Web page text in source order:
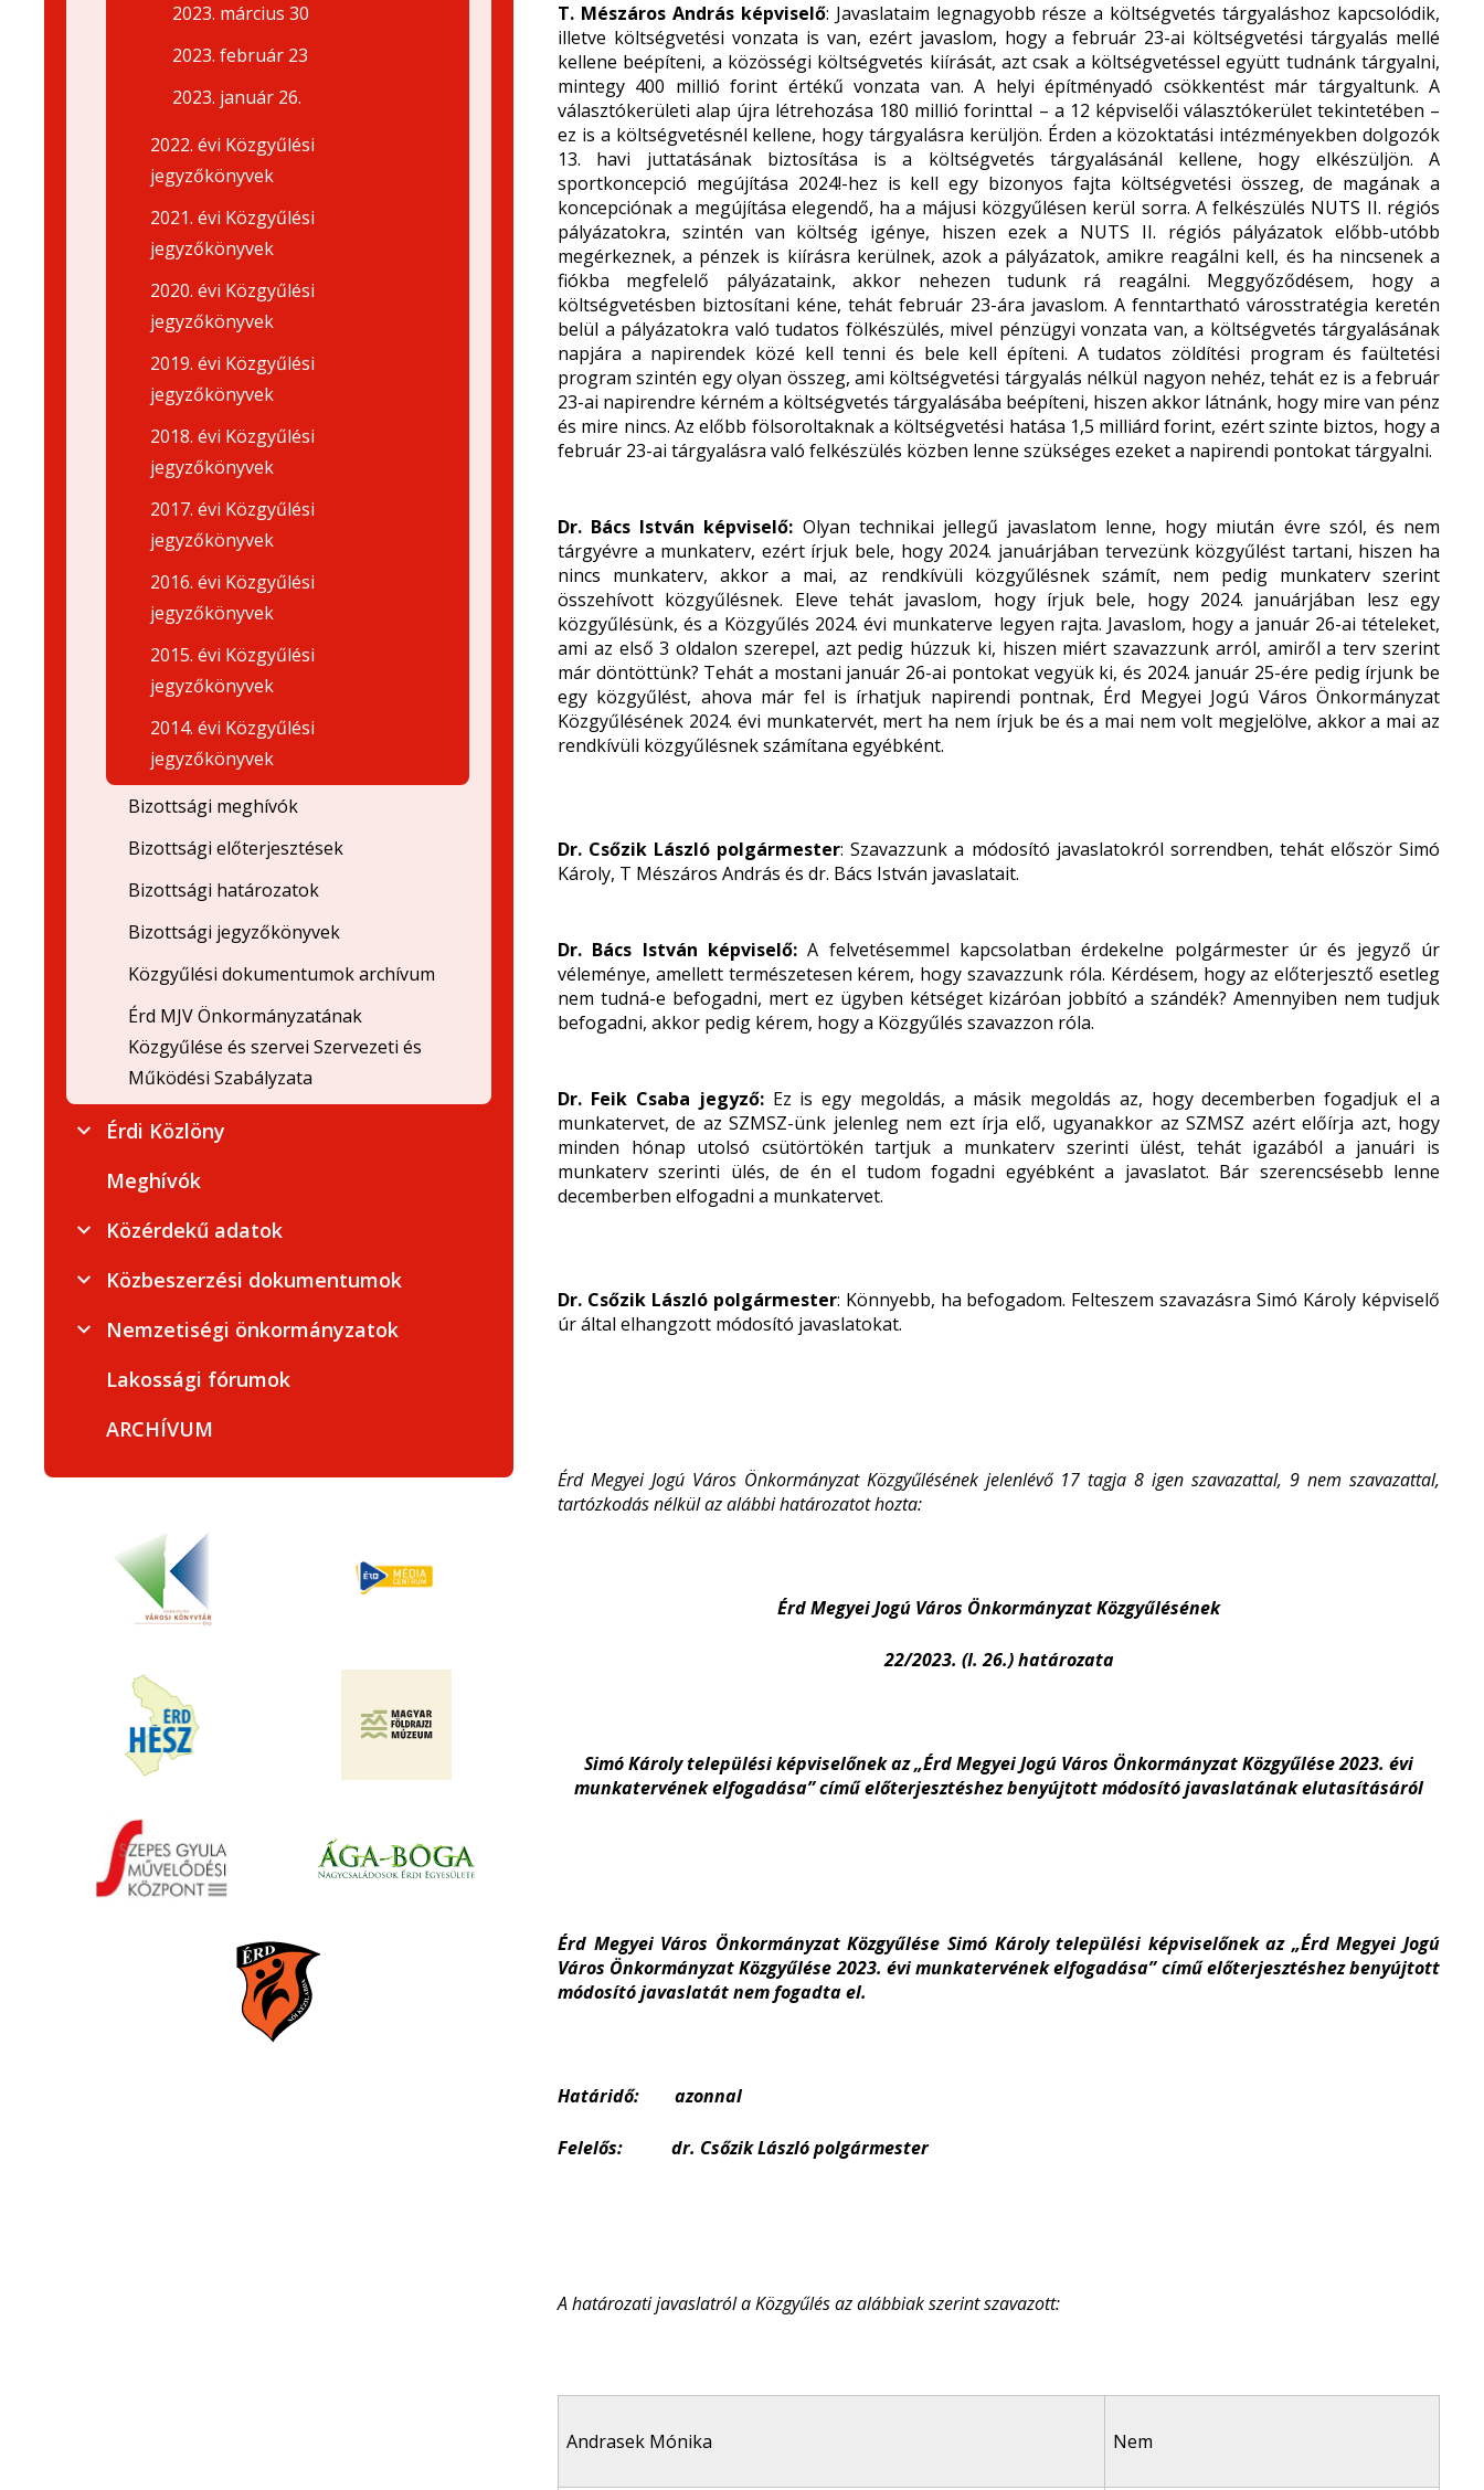
T. Mészáros András képviselő: Javaslataim legnagyobb része a költségvetés tárgyaláshoz kapcsolódik,
illetve költségvetési vonzata is van, ezért javaslom, hogy a február 23-ai költségvetési tárgyalás mellé
kellene beépíteni, a közösségi költségvetés kiírását, azt csak a költségvetéssel együtt tudnánk tárgyalni,
mintegy 400 millió forint értékű vonzata van. A helyi építményadó csökkentést már tárgyaltunk. A
választókerületi alap újra létrehozása 180 millió forinttal – a 12 képviselői választókerület tekintetében –
ez is a költségvetésnél kellene, hogy tárgyalásra kerüljön. Érden a közoktatási intézményekben dolgozók
13. havi juttatásának biztosítása is a költségvetés tárgyalásánál kellene, hogy elkészüljön. A
sportkoncepció megújítása 2024!-hez is kell egy bizonyos fajta költségvetési összeg, de magának a
koncepciónak a megújítása elegendő, ha a májusi közgyűlésen kerül sorra. A felkészülés NUTS II. régiós
pályázatokra, szintén van költség igénye, hiszen ezek a NUTS II. régiós pályázatok előbb-utóbb
megérkeznek, a pénzek is kiírásra kerülnek, azok a pályázatok, amikre reagálni kell, és ha nincsenek a
fiókba megfelelő pályázataink, akkor nehezen tudunk rá reagálni. Meggyőződésem, hogy a
költségvetésben biztosítani kéne, tehát február 23-ára javaslom. A fenntartható városstratégia keretén
belül a pályázatokra való tudatos fölkészülés, mivel pénzügyi vonzata van, a költségvetés tárgyalásának
napjára a napirendek közé kell tenni és bele kell építeni. A tudatos zöldítési program és faültetési
program szintén egy olyan összeg, ami költségvetési tárgyalás nélkül nagyon nehéz, tehát ez is a február
23-ai napirendre kérném a költségvetés tárgyalásába beépíteni, hiszen akkor látnánk, hogy mire van pénz
és mire nincs. Az előbb fölsoroltaknak a költségvetési hatása 1,5 milliárd forint, ezért szinte biztos, hogy a
február 23-ai tárgyalásra való felkészülés közben lenne szükséges ezeket a napirendi pontokat tárgyalni.
Dr. Bács István képviselő: Olyan technikai jellegű javaslatom lenne, hogy miután évre szól, és nem
tárgyévre a munkaterv, ezért írjuk bele, hogy 2024. januárjában tervezünk közgyűlést tartani, hiszen ha
nincs munkaterv, akkor a mai, az rendkívüli közgyűlésnek számít, nem pedig munkaterv szerint
összehívott közgyűlésnek. Eleve tehát javaslom, hogy írjuk bele, hogy 2024. januárjában lesz egy
közgyűlésünk, és a Közgyűlés 2024. évi munkaterve legyen rajta. Javaslom, hogy a január 26-ai tételeket,
ami az első 3 oldalon szerepel, azt pedig húzzuk ki, hiszen miért szavazzunk arról, amiről a terv szerint
már döntöttünk? Tehát a mostani január 26-ai pontokat vegyük ki, és 2024. január 25-ére pedig írjunk be
egy közgyűlést, ahova már fel is írhatjuk napirendi pontnak, Érd Megyei Jogú Város Önkormányzat
Közgyűlésének 2024. évi munkatervét, mert ha nem írjuk be és a mai nem volt megjelölve, akkor a mai az
rendkívüli közgyűlésnek számítana egyébként.
Dr. Csőzik László polgármester: Szavazzunk a módosító javaslatokról sorrendben, tehát először Simó
Károly, T Mészáros András és dr. Bács István javaslatait.
Dr. Bács István képviselő:A felvetésemmel kapcsolatban érdekelne polgármester úr és jegyző úr
véleménye, amellett természetesen kérem, hogy szavazzunk róla. Kérdésem, hogy az előterjesztő esetleg
nem tudná-e befogadni, mert ez ügyben kétséget kizáróan jobbító a szándék? Amennyiben nem tudjuk
befogadni, akkor pedig kérem, hogy a Közgyűlés szavazzon róla.
Dr. Feik Csaba jegyző:Ez is egy megoldás, a másik megoldás az, hogy decemberben fogadjuk el a
munkatervet, de az SZMSZ-ünk jelenleg nem ezt írja elő, ugyanakkor az SZMSZ azért előírja azt, hogy
minden hónap utolsó csütörtökén tartjuk a munkaterv szerinti ülést, tehát igazából a januári is
munkaterv szerinti ülés, de én el tudom fogadni egyébként a javaslatot. Bár szerencsésebb lenne
decemberben elfogadni a munkatervet.
Dr. Csőzik László polgármester: Könnyebb, ha befogadom. Felteszem szavazásra Simó Károly képviselő
úr által elhangzott módosító javaslatokat.
Érd Megyei Jogú Város Önkormányzat Közgyűlésének jelenlévő 17 tagja 8 igen szavazattal, 9 nem szavazattal,
tartózkodás nélkül az alábbi határozatot hozta:
Érd Megyei Jogú Város Önkormányzat Közgyűlésének
22/2023. (I. 26.) határozata
Simó Károly települési képviselőnek az „Érd Megyei Jogú Város Önkormányzat Közgyűlése 2023. évi
munkatervének elfogadása” című előterjesztéshez benyújtott módosító javaslatának elutasításáról
Érd Megyei Város Önkormányzat Közgyűlése Simó Károly települési képviselőnek az „Érd Megyei Jogú
Város Önkormányzat Közgyűlése 2023. évi munkatervének elfogadása” című előterjesztéshez benyújtott
módosító javaslatát nem fogadta el.
Határidő: azonnal
Felelős: dr. Csőzik László polgármester
A határozati javaslatról a Közgyűlés az alábbiak szerint szavazott:
Andrasek Mónika Nem
2023. március 30
2023. február 23
2023. január 26.
2022. évi Közgyűlési
jegyzőkönyvek
2021. évi Közgyűlési
jegyzőkönyvek
2020. évi Közgyűlési
jegyzőkönyvek
2019. évi Közgyűlési
jegyzőkönyvek
2018. évi Közgyűlési
jegyzőkönyvek
2017. évi Közgyűlési
jegyzőkönyvek
2016. évi Közgyűlési
jegyzőkönyvek
2015. évi Közgyűlési
jegyzőkönyvek
2014. évi Közgyűlési
jegyzőkönyvek
Bizottsági meghívók
Bizottsági előterjesztések
Bizottsági határozatok
Bizottsági jegyzőkönyvek
Közgyűlési dokumentumok archívum
Érd MJV Önkormányzatának
Közgyűlése és szervei Szervezeti és
Működési Szabályzata
Érdi Közlöny
Meghívók
Közérdekű adatok
Közbeszerzési dokumentumok
Nemzetiségi önkormányzatok
Lakossági fórumok
ARCHÍVUM